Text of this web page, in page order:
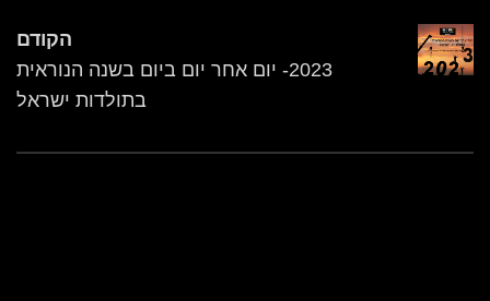
הקודם
2023- יום אחר יום ביום בשנה הנוראית
בתולדות ישראל